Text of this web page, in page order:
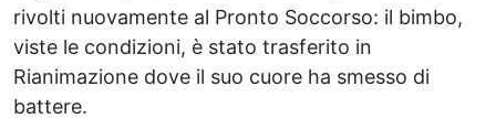
rivolti nuovamente al Pronto Soccorso: il bimbo,
viste le condizioni, è stato trasferito in
Rianimazione dove il suo cuore ha smesso di
battere.